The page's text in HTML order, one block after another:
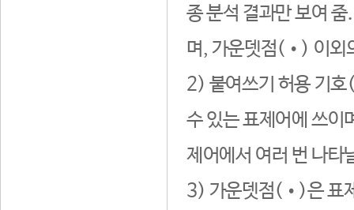
종 분석 결과만 보여
며, 가운뎃점(•) 이외
2) 붙여쓰기 허용 기호
수 있는 표제어에 쓰이
제어에서 여러 번 나타
3) 가운뎃점(•)은 표